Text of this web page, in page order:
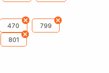
470
799
801